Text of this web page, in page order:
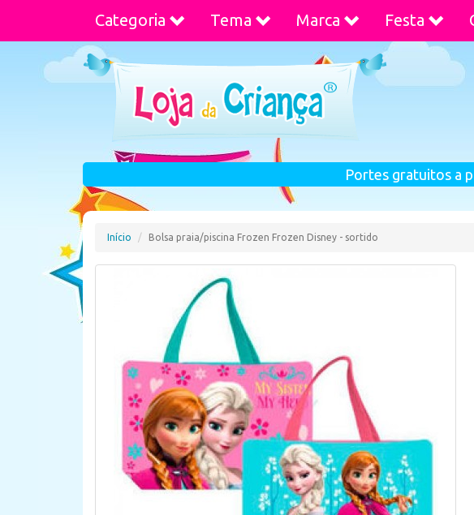
Categoria Tema Marca Festa
Portes gratuitos a
Início Bolsa praia/piscina Frozen Frozen Disney - sortido